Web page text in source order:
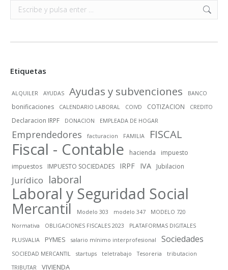
Buscar:
Etiquetas
ALQUILER AYUDAS Ayudas y subvenciones BANCO
bonificaciones CALENDARIO LABORAL COIVD COTIZACION CREDITO
Declaracion IRPF DONACION EMPLEADA DE HOGAR
Emprendedores facturacion FAMILIA FISCAL
Fiscal - Contable hacienda
impuesto
impuestos
IMPUESTO SOCIEDADES IRPF IVA Jubilacion
Jurídico laboral
Laboral y Seguridad Social
Mercantil Modelo 303 modelo 347
MODELO 720
Normativa
OBLIGACIONES FISCALES 2023
PLATAFORMAS DIGITALES
PLUSVALIA
PYMES salario mínimo interprofesional Sociedades
SOCIEDAD MERCANTIL startups teletrabajo Tesoreria
tributacion
TRIBUTAR
VIVIENDA